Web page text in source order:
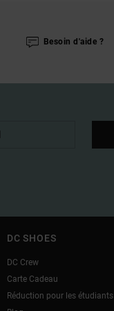
Besoin d'aide ?
DC SHOES
DC Crew
Carte Cadeau
Réduction pour les étudiants